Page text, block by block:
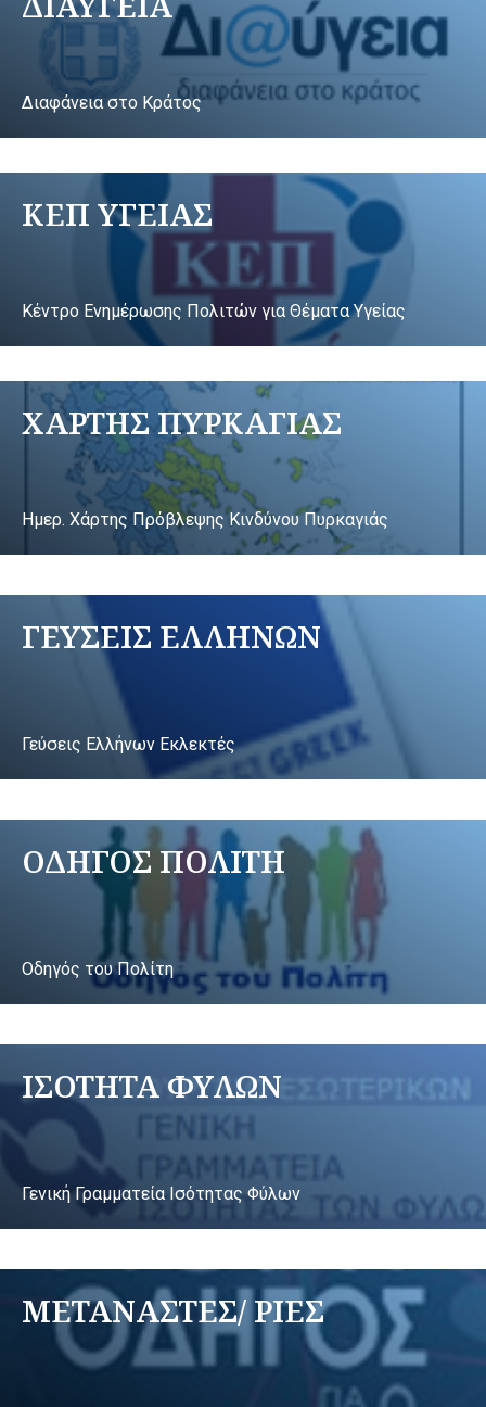
Διαφάνεια στο Κράτος
ΚΕΠ ΥΓΕΙΑΣ
Κέντρο Ενημέρωσης Πολιτών για Θέματα Υγείας
ΧΑΡΤΗΣ ΠΥΡΚΑΓΙΑΣ
Ημερ. Χάρτης Πρόβλεψης Κινδύνου Πυρκαγιάς
ΓΕΥΣΕΙΣ ΕΛΛΗΝΩΝ
Γεύσεις Ελλήνων Εκλεκτές
ΟΔΗΓΟΣ ΠΟΛΙΤΗ
Οδηγός του Πολίτη
ΙΣΟΤΗΤΑ ΦΥΛΩΝ
Γενική Γραμματεία Ισότητας Φύλων
ΜΕΤΑΝΑΣΤΕΣ/ ΡΙΕΣ